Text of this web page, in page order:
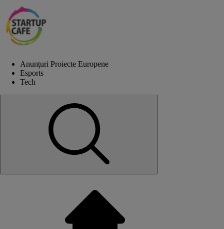
Anunțuri Proiecte Europene
Esports
Tech